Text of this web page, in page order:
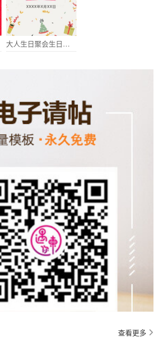
大人生日聚会生日派对邀请函
查看更多